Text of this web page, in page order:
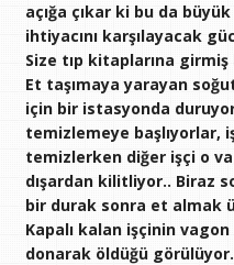
açığa çıkar ki bu da
ihtiyacını karşılayacak
Size tıp kitaplarına
Et taşımaya yarayan
için bir istasyonda
temizlemeye başlıyorlar,
temizlerken diğer işçi o
dışardan kilitliyor.. Biraz
bir durak sonra et almak
Kapalı kalan işçinin vagon
donarak öldüğü